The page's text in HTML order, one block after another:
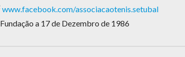
www.facebook.com/associacaotenis.setubal
Fundação a 17 de Dezembro de 1986